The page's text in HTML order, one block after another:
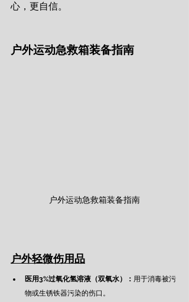
心，更自信。
户外运动急救箱装备指南
户外运动急救箱装备指南
户外轻微伤用品
医用3%过氧化氢溶液 （双氧水）： 用于消毒被污
物或生锈铁器污染的伤口。